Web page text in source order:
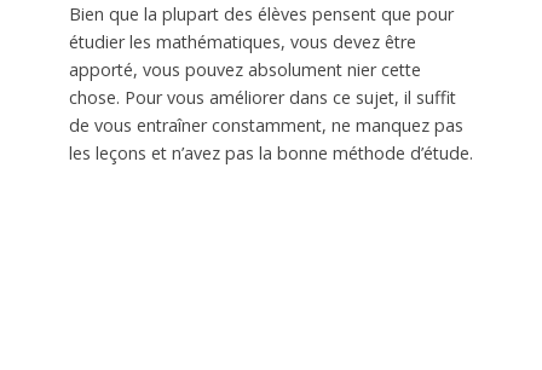
Bien que la plupart des élèves pensent que pour
étudier les mathématiques, vous devez être
apporté, vous pouvez absolument nier cette
chose. Pour vous améliorer dans ce sujet, il suffit
de vous entraîner constamment, ne manquez pas
les leçons et n’avez pas la bonne méthode d’étude.